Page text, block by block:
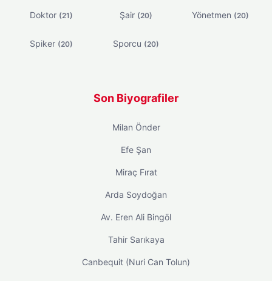
Doktor (21) Şair (20) Yönetmen (20)
Spiker (20) Sporcu (20)
Son Biyografiler
Milan Önder
Efe Şan
Miraç Fırat
Arda Soydoğan
Av. Eren Ali Bingöl
Tahir Sarıkaya
Canbequit (Nuri Can Tolun)